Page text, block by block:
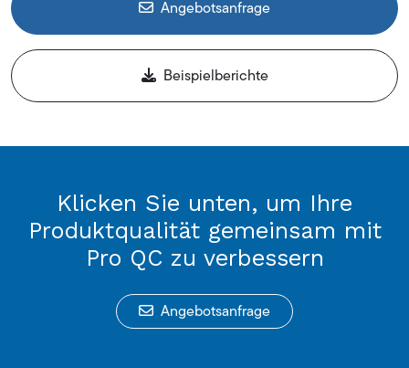
Angebotsanfrage
Beispielberichte
Klicken Sie unten, um Ihre
Produktqualität gemeinsam mit
Pro QC zu verbessern
Angebotsanfrage